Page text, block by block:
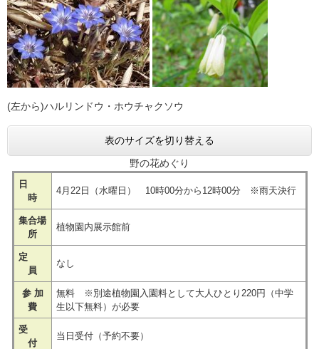
(左から)ハルリンドウ・ホウチャクソウ
表のサイズを切り替える
野の花めぐり
日
時
4月22日（水曜日） 10時00分から12時00分 ※雨天決行
集合場
所
植物園内展示館前
定
員
なし
参 加
費
無料 ※別途植物園入園料として大人ひとり220円（中学
生以下無料）が必要
受
付
当日受付（予約不要）